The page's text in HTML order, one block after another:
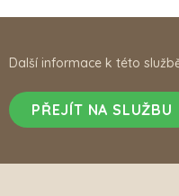
Další informace k této
PŘEJÍT NA SLUŽBU